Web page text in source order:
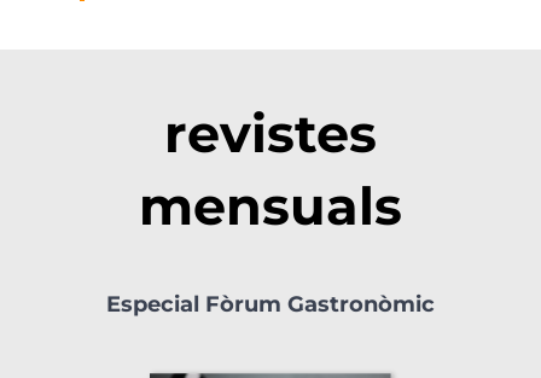
revistes
mensuals
Especial Fòrum Gastronòmic